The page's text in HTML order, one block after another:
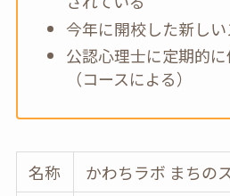
今年に開校した新し
公認心理士に定期的
（コースによる）
名称
かわちラボ まちの